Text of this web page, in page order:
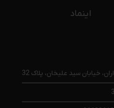
اینماد
خیابان سید علیخان، پلاک 32